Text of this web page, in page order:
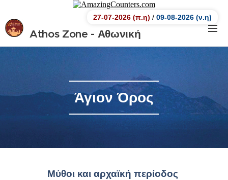
27-07-2026 (π.η) / 09-08-2026 (ν.η)
Athos Zone - Αθωνική
Άγιον Όρος
Μύθοι και αρχαϊκή περίοδος